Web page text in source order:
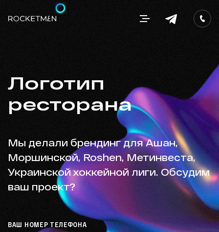
Логотип
ресторана
Мы делали брендинг для Ашан,
Моршинской, Roshen, Метинвеста,
Украинской хоккейной лиги. Обсудим
ваш проект?